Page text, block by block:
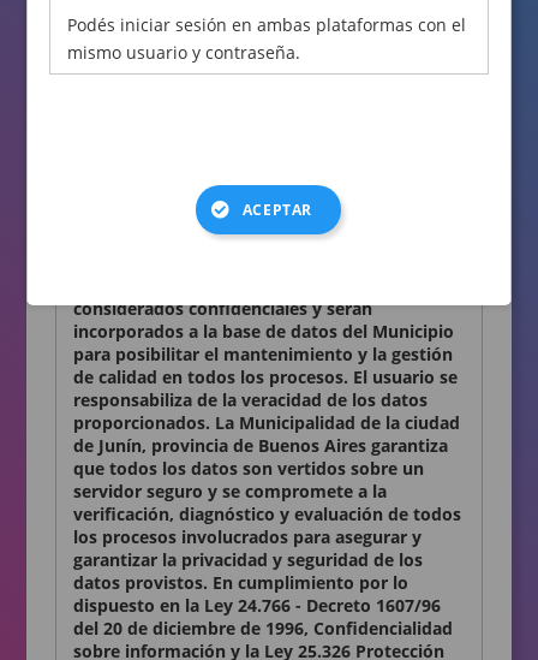
Términos y condiciones
Declaro conocer y aceptar lo establecido en la
considerados confidenciales y serán
incorporados a la base de datos del Municipio
para posibilitar el mantenimiento y la gestión
de calidad en todos los procesos. El usuario se
responsabiliza de la veracidad de los datos
proporcionados. La Municipalidad de la ciudad
de Junín, provincia de Buenos Aires garantiza
que todos los datos son vertidos sobre un
servidor seguro y se compromete a la
verificación, diagnóstico y evaluación de todos
los procesos involucrados para asegurar y
garantizar la privacidad y seguridad de los
datos provistos. En cumplimiento por lo
dispuesto en la Ley 24.766 - Decreto 1607/96
del 20 de diciembre de 1996, Confidencialidad
sobre información y la Ley 25.326 Protección
Podés iniciar sesión en ambas plataformas con el
mismo usuario y contraseña.
ACEPTAR